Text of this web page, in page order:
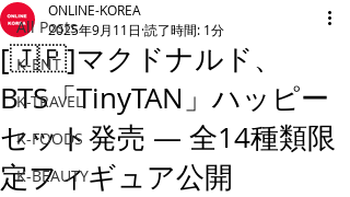
All Posts
K-ENT
K-TRAVEL
K-FOODS
K-BEAUTY
[🇯🇵]マクドナルド、
BTS「TinyTAN」ハッピー
セット発売 ― 全14種類限
定フィギュア公開
ONLINE-KOREA
2025年9月11日 読了時間: 1分